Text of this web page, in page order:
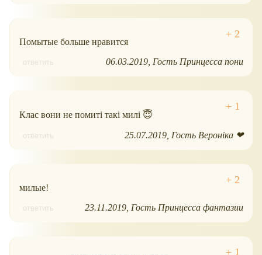
Помытые больше нравится
ответить 06.03.2019 Гость Принцесса пони
Клас вони не помиті такі милі 😇
ответить 25.07.2019 Гость Вероніка ❤
милые!
ответить 23.11.2019 Гость Принцесса фантазии